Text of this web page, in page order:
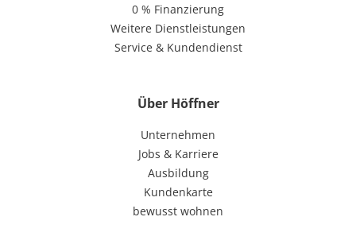
0 % Finanzierung
Weitere Dienstleistungen
Service & Kundendienst
Über Höffner
Unternehmen
Jobs & Karriere
Ausbildung
Kundenkarte
bewusst wohnen